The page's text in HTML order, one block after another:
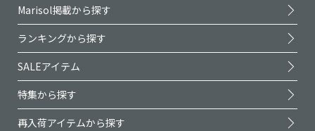
Marisol掲載から探す
ランキングから探す
SALEアイテム
特集から探す
再入荷アイテムから探す